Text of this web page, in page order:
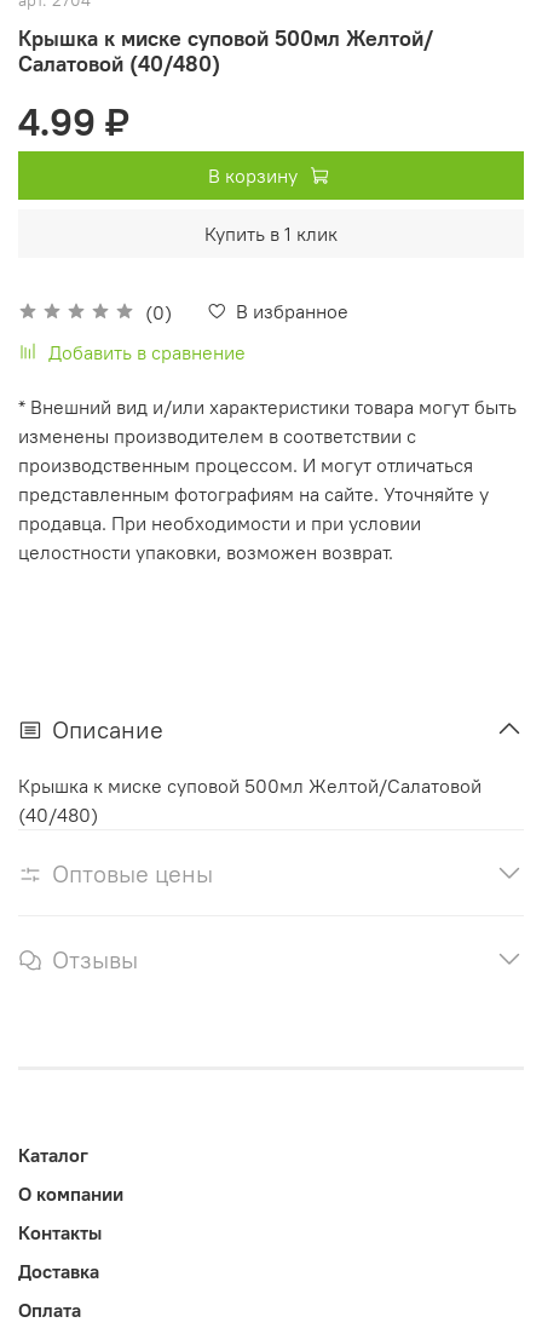
Крышка к миске суповой 500мл Желтой/
Салатовой (40/480)
(0)
В избранное
Добавить в сравнение
4.99 ₽
В корзину
Купить в 1 клик
* Внешний вид и/или характеристики товара могут быть
изменены производителем в соответствии с
производственным процессом. И могут отличаться
представленным фотографиям на сайте. Уточняйте у
продавца. При необходимости и при условии
целостности упаковки, возможен возврат.
Описание
Крышка к миске суповой 500мл Желтой/Салатовой
(40/480)
Оптовые цены
Отзывы
Каталог
О компании
Контакты
Доставка
Оплата